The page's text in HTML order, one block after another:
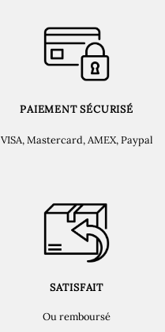
PAIEMENT SÉCURISÉ
VISA, Mastercard, AMEX, Paypal
SATISFAIT
Ou remboursé